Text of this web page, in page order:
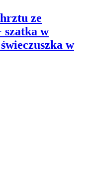
ze
szatka w
w